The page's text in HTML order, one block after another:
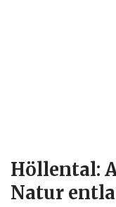
Höllental:
Natur